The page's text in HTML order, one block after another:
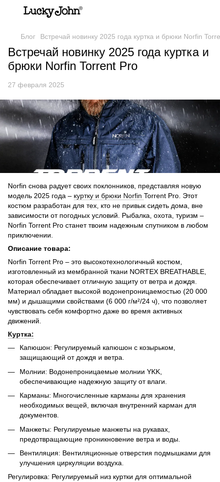
Блог Встречай новинку 2025 года куртка и брюки Norfin
Встречай новинку 2025 года куртка и
брюки Norfin Torrent Pro
27 февраля 2025
Norfin снова радует своих поклонников, представляя новую
модель 2025 года – куртку и брюки Norfin Torrent Pro. Этот
костюм разработан для тех, кто не привык сидеть дома, вне
зависимости от погодных условий. Рыбалка, охота, туризм –
Norfin Torrent Pro станет твоим надежным спутником в любом
приключении.
Описание товара:
Norfin Torrent Pro – это высокотехнологичный костюм,
изготовленный из мембранной ткани NORTEX BREATHABLE,
которая обеспечивает отличную защиту от ветра и дождя.
Материал обладает высокой водонепроницаемостью (20 000
мм) и дышащими свойствами (6 000 г/м²/24 ч), что позволяет
чувствовать себя комфортно даже во время активных
движений.
Куртка:
Капюшон: Регулируемый капюшон с козырьком,
защищающий от дождя и ветра.
Молнии: Водонепроницаемые молнии YKK,
обеспечивающие надежную защиту от влаги.
Карманы: Многочисленные карманы для хранения
необходимых вещей, включая внутренний карман для
документов.
Манжеты: Регулируемые манжеты на рукавах,
предотвращающие проникновение ветра и воды.
Вентиляция: Вентиляционные отверстия подмышками для
улучшения циркуляции воздуха.
Регулировка: Регулируемый низ куртки для оптимальной